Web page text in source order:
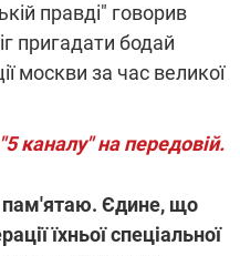
правді" говорив
пригадати бодай
москви за час великої
каналу" на передовій.
пам'ятаю. Єдине, що
їхньої спеціальної